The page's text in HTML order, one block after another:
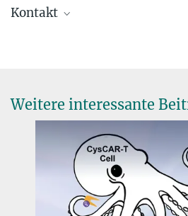
Kontakt
Max-Planck-Institut für Kolloid- und
Potsdam-Golm
Weitere interessante